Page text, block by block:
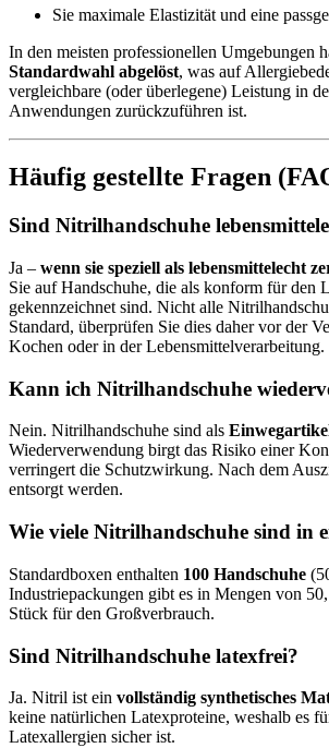
Sie maximale Elastizität und eine
In den meisten professionellen Umgebungen
Standardwahl abgelöst, was auf
vergleichbare (oder überlegene) Leistung in
Anwendungen zurückzuführen ist.
Häufig gestellte Fragen
Sind Nitrilhandschuhe
Ja – wenn sie speziell als lebensmittelecht
Sie auf Handschuhe, die als konform für den
gekennzeichnet sind. Nicht alle
Standard, überprüfen Sie dies daher vor der
Kochen oder in der Lebensmittelverarbeitung.
Kann ich Nitrilhandschuhe
Nein. Nitrilhandschuhe sind als
Wiederverwendung birgt das Risiko einer
verringert die Schutzwirkung. Nach dem
entsorgt werden.
Wie viele Nitrilhandschuhe sind in
Standardboxen enthalten 100 Handschuhe
Industriepackungen gibt es in Mengen von
Stück für den Großverbrauch.
Sind Nitrilhandschuhe latexfrei?
Ja. Nitril ist ein vollständig synthetisches
keine natürlichen Latexproteine, weshalb es
Latexallergien sicher ist.